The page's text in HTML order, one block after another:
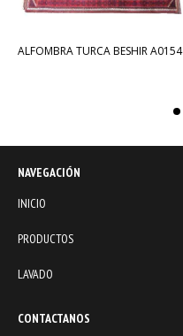
ALFOMBRA TURCA BESHIR A0154
NAVEGACIÓN
INICIO
PRODUCTOS
LAVADO
CONTACTANOS